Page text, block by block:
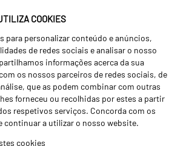
COOKIES
para personalizar conteúdo e anúncios,
de redes sociais e analisar o nosso
informações acerca da sua
os nossos parceiros de redes sociais, de
que as podem combinar com outras
forneceu ou recolhidas por estes a partir
respetivos serviços. Concorda com os
continuar a utilizar o nosso website.
cookies
(RGPC)